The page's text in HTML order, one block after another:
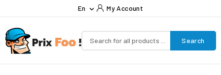
En  My Account
Search